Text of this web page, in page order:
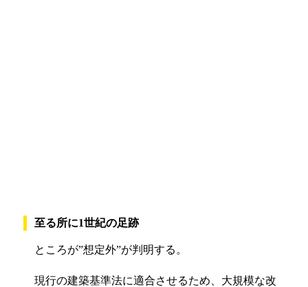
至る所に1世紀の足跡
ところが”想定外”が判明する。
現行の建築基準法に適合させるため、大規模な改